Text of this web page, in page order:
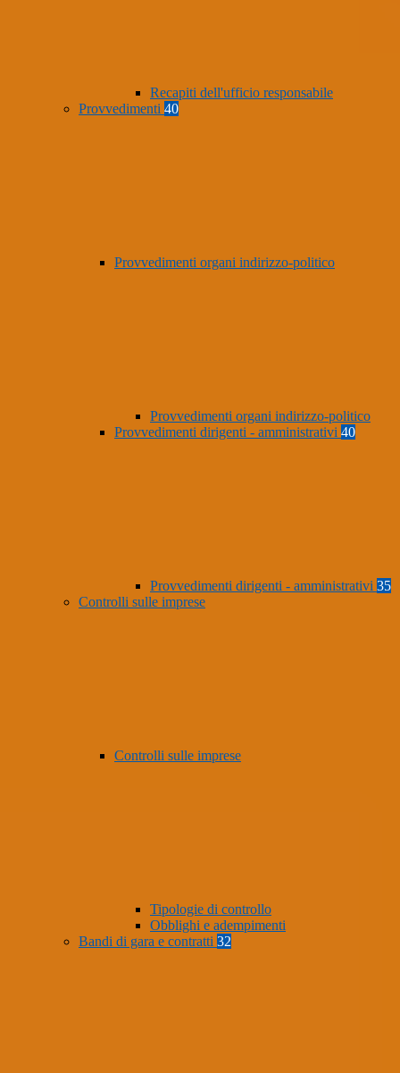
Recapiti dell'ufficio responsabile
Provvedimenti 40
Provvedimenti organi indirizzo-politico
Provvedimenti organi indirizzo-politico
Provvedimenti dirigenti - amministrativi 40
Provvedimenti dirigenti - amministrativi 35
Controlli sulle imprese
Controlli sulle imprese
Tipologie di controllo
Obblighi e adempimenti
Bandi di gara e contratti 32